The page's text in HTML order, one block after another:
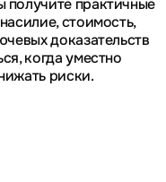
практичные
стоимость,
доказательств
когда уместно
риски.